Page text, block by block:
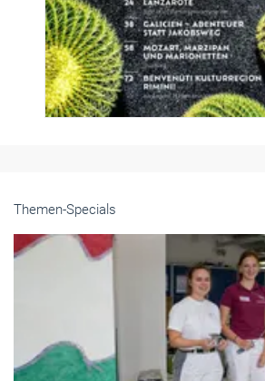
Themen-Specials